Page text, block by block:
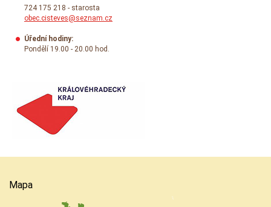
724 175 218 - starosta
obec.cisteves@seznam.cz
Úřední hodiny:
Pondělí 19.00 - 20.00 hod.
Mapa